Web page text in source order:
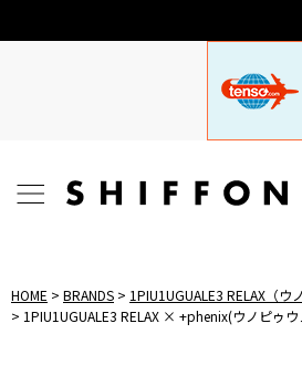
HOME BRANDS
1PIU1UGUALE3 RELAX（ウ
1PIU1UGUALE3 RELAX × +phenix(ウノピゥ